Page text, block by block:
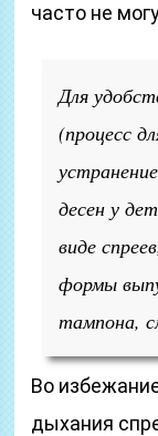
часто не
Для
(процесс
десен у
виде
формы
тампона,
Во
дыхания